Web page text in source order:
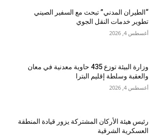
“الطيران المدني” تبحث مع السفير الصيني
تطوير خدمات النقل الجوي
أغسطس 4, 2026
وزارة البيئة توزع 435 حاوية معدنية في معان
والعقبة وسلطة إقليم البترا
أغسطس 4, 2026
رئيس هيئة الأركان المشتركة يزور قيادة المنطقة
العسكرية الشرقية